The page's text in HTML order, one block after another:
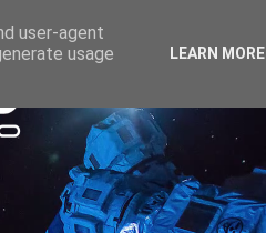
user-agent
usage
LEARN MORE